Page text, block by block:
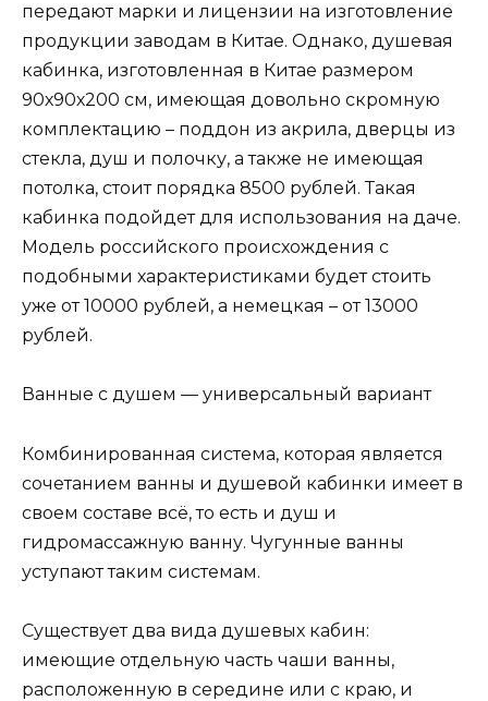
передают марки и лицензии на изготовление
продукции заводам в Китае. Однако, душевая
кабинка, изготовленная в Китае размером
90х90х200 см, имеющая довольно скромную
комплектацию – поддон из акрила, дверцы из
стекла, душ и полочку, а также не имеющая
потолка, стоит порядка 8500 рублей. Такая
кабинка подойдет для использования на даче.
Модель российского происхождения с
подобными характеристиками будет стоить
уже от 10000 рублей, а немецкая – от 13000
рублей.
Ванные с душем — универсальный вариант
Комбинированная система, которая является
сочетанием ванны и душевой кабинки имеет в
своем составе всё, то есть и душ и
гидромассажную ванну. Чугунные ванны
уступают таким системам.
Существует два вида душевых кабин:
имеющие отдельную часть чаши ванны,
расположенную в середине или с краю, и